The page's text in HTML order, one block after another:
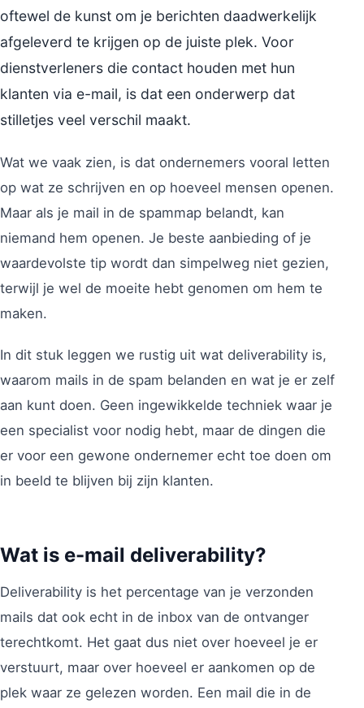
oftewel de kunst om je berichten daadwerkelijk
afgeleverd te krijgen op de juiste plek. Voor
dienstverleners die contact houden met hun
klanten via e-mail, is dat een onderwerp dat
stilletjes veel verschil maakt.
Wat we vaak zien, is dat ondernemers vooral letten
op wat ze schrijven en op hoeveel mensen openen.
Maar als je mail in de spammap belandt, kan
niemand hem openen. Je beste aanbieding of je
waardevolste tip wordt dan simpelweg niet gezien,
terwijl je wel de moeite hebt genomen om hem te
maken.
In dit stuk leggen we rustig uit wat deliverability is,
waarom mails in de spam belanden en wat je er zelf
aan kunt doen. Geen ingewikkelde techniek waar je
een specialist voor nodig hebt, maar de dingen die
er voor een gewone ondernemer echt toe doen om
in beeld te blijven bij zijn klanten.
Wat is e-mail deliverability?
Deliverability is het percentage van je verzonden
mails dat ook echt in de inbox van de ontvanger
terechtkomt. Het gaat dus niet over hoeveel je er
verstuurt, maar over hoeveel er aankomen op de
plek waar ze gelezen worden. Een mail die in de